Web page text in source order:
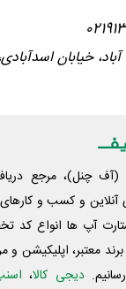
خیابان اسدآبادی،
(آف چنل)، مرجع
و کسب و‌
آپ ها انواع کد
معتبر، اپلیکیشن و
دیجی کالا،